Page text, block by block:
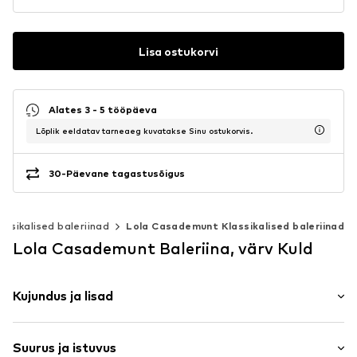
Lisa ostukorvi
Alates 3 - 5 tööpäeva
Lõplik eeldatav tarneaeg kuvatakse Sinu ostukorvis.
30-Päevane tagastusõigus
baleriinad Lola Casademunt Klassikalised baleriinad
Lola Casademunt Baleriina, värv Kuld
Kujundus ja lisad
Jalgalibistatav
Suurus ja istuvus